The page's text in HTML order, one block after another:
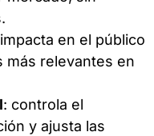
en el público
más relevantes en
: controla el
y ajusta las